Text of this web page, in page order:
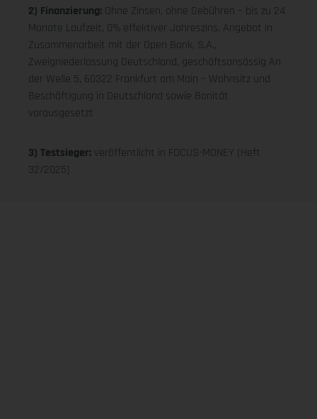
2) Finanzierung: Ohne Zinsen, ohne Gebühren – bis zu 24
Monate Laufzeit, 0% effektiver Jahreszins. Angebot in
Zusammenarbeit mit der Open Bank, S.A.,
Zweigniederlassung Deutschland, geschäftsansässig An
der Welle 5, 60322 Frankfurt am Main – Wohnsitz und
Beschäftigung in Deutschland sowie Bonität
vorausgesetzt
3) Testsieger: veröffentlicht in FOCUS-MONEY (Heft
32/2025)